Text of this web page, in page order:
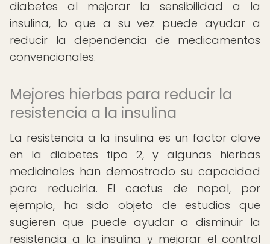
diabetes al mejorar la sensibilidad a la
insulina, lo que a su vez puede ayudar a
reducir la dependencia de medicamentos
convencionales.
Mejores hierbas para reducir la
resistencia a la insulina
La resistencia a la insulina es un factor clave
en la diabetes tipo 2, y algunas hierbas
medicinales han demostrado su capacidad
para reducirla. El cactus de nopal, por
ejemplo, ha sido objeto de estudios que
sugieren que puede ayudar a disminuir la
resistencia a la insulina y mejorar el control